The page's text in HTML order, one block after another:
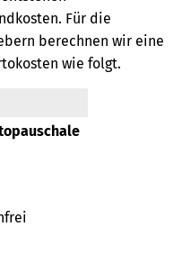
Für die
berechnen wir eine
wie folgt.